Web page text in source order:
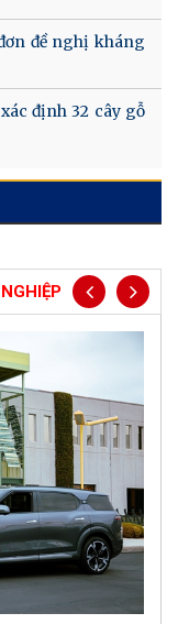
đề nghị kháng
định 32 cây gỗ